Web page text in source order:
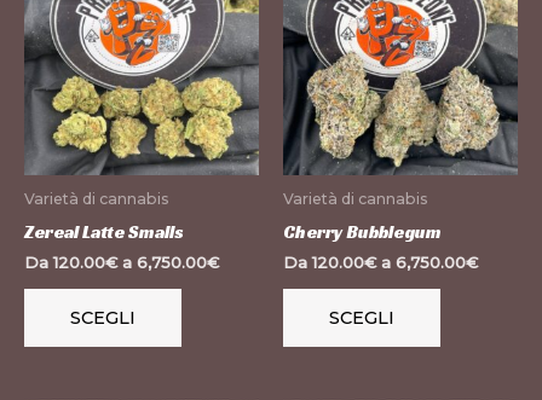
Varietà di cannabis
Zereal Latte Smalls
Da120.00€a 6,750.00€
SCEGLI
ha
più
varianti.
Le
opzioni
del
Varietà di cannabis
Cherry Bubblegum
Da120.00€a 6,750.00€
SCEGLI
ha
più
varianti.
Le
opzioni
del